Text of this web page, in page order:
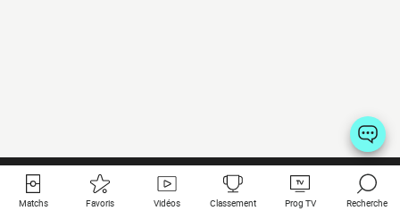
Matchs Favoris Vidéos Classement Prog TV Recherche